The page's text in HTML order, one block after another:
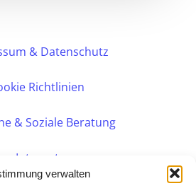
verwalten
& Datenschutz
Richtlinien
& Soziale Beratung
Intranet